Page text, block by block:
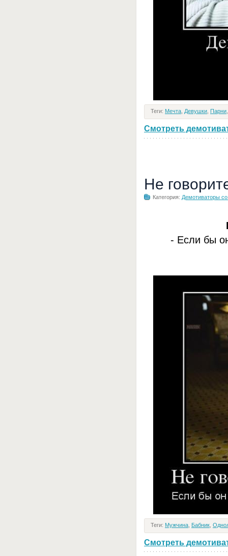
Теги: Мечта Девушки Парни
Смотреть
Не
Категория: Демотиваторы
- Если бы
Теги: Мужчина Бабник
Смотреть